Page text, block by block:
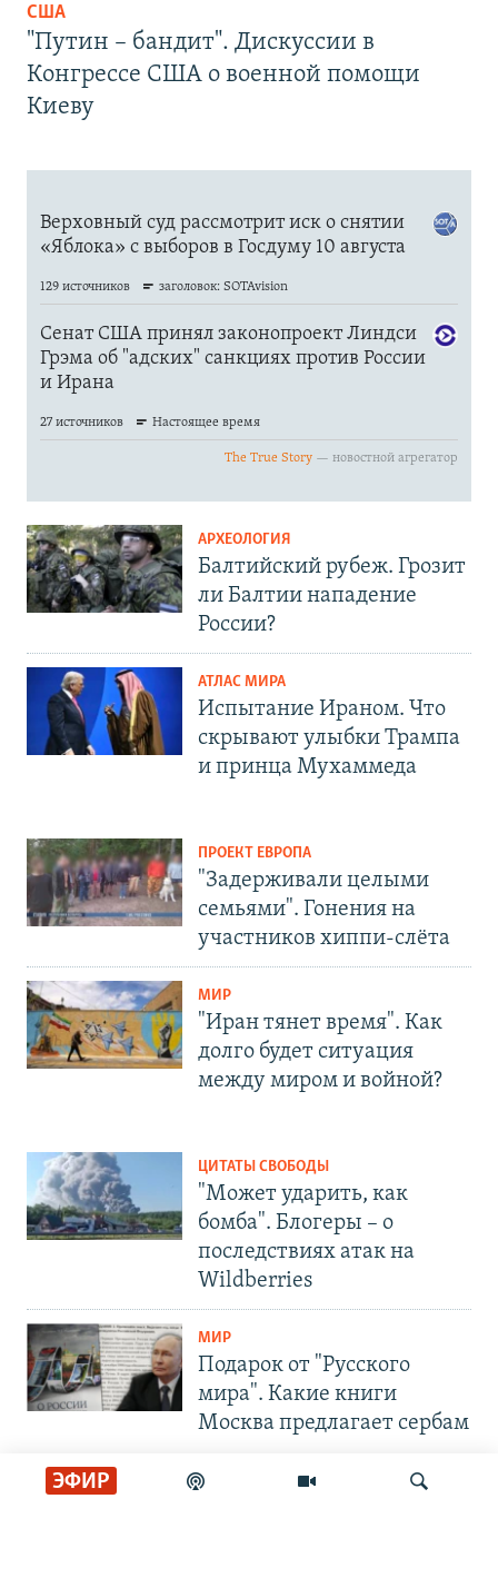
ЭФИР
США
"Путин – бандит". Дискуссии в
Конгрессе США о военной помощи
Киеву
АРХЕОЛОГИЯ
Балтийский рубеж. Грозит
ли Балтии нападение
России?
АТЛАС МИРА
Испытание Ираном. Что
скрывают улыбки Трампа
и принца Мухаммеда
ПРОЕКТ ЕВРОПА
"Задерживали целыми
семьями". Гонения на
участников хиппи-слёта
МИР
"Иран тянет время". Как
долго будет ситуация
между миром и войной?
ЦИТАТЫ СВОБОДЫ
"Может ударить, как
бомба". Блогеры – о
последствиях атак на
Wildberries
МИР
Подарок от "Русского
мира". Какие книги
Москва предлагает сербам